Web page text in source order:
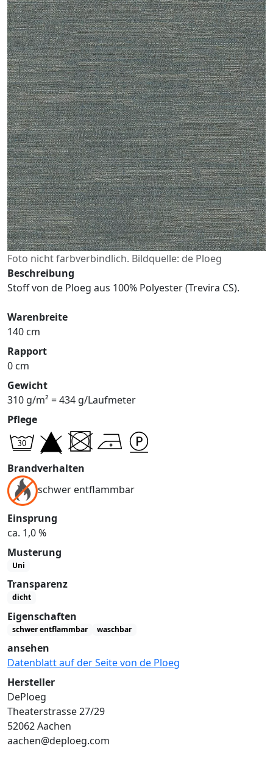
Foto nicht farbverbindlich. Bildquelle: de Ploeg
Beschreibung
Stoff von de Ploeg aus 100% Polyester (Trevira CS).
Warenbreite
140 cm
Rapport
0 cm
Gewicht
310 g/m² = 434 g/Laufmeter
Pflege
Brandverhalten
schwer entflammbar
Einsprung
ca. 1,0 %
Musterung
Uni
Transparenz
dicht
Eigenschaften
schwer entflammbar waschbar
ansehen
Datenblatt auf der Seite von de Ploeg
Hersteller
DePloeg
Theaterstrasse 27/29
52062 Aachen
aachen@deploeg.com